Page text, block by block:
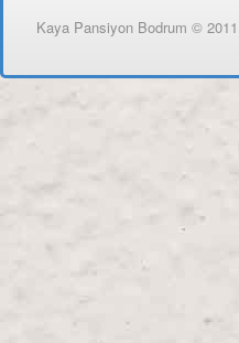
Kaya Pansiyon Bodrum ©